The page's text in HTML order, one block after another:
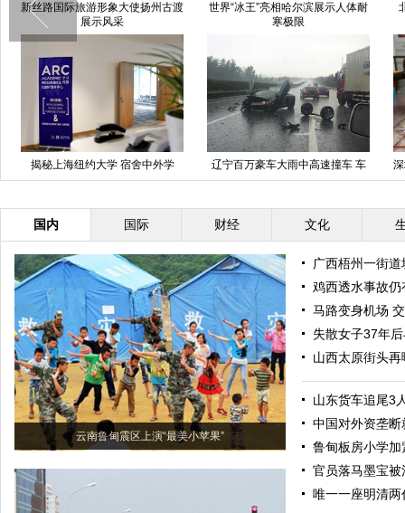
新丝路国际旅游形象大使扬州古渡
展示风采
世界“冰王”亮相哈尔滨展示人体耐
寒极限
揭秘上海纽约大学 宿舍中外学
生“混搭”
辽宁百万豪车大雨中高速撞车 车
轮飞出
国内 国际 财经 文化
云南鲁甸震区上演“最美小苹果”
广西梧州一街
鸡西透水事故
马路变身机场
失散女子37年
山西太原街头再
山东货车追尾3
中国对外资垄断
鲁甸板房小学
官员落马墨宝
唯一一座明清两